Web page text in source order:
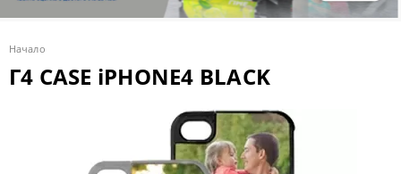
Начало
Г4 CASE iPHONE4 BLACK